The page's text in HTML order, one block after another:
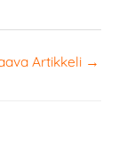
Artikkeli →